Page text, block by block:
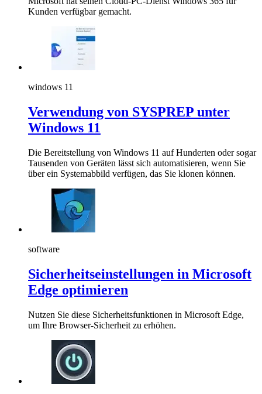
Kunden verfügbar gemacht.
windows 11
Verwendung von SYSPREP unter
Windows 11
Die Bereitstellung von Windows 11 auf Hunderten oder sogar
Tausenden von Geräten lässt sich automatisieren, wenn Sie
über ein Systemabbild verfügen, das Sie klonen können.
software
Sicherheitseinstellungen in Microsoft
Edge optimieren
Nutzen Sie diese Sicherheitsfunktionen in Microsoft Edge,
um Ihre Browser-Sicherheit zu erhöhen.